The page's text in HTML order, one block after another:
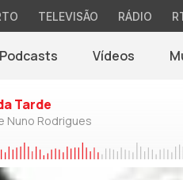
TELEVISÃO RÁDIO
Podcasts Vídeos
Tarde
Nuno Rodrigues